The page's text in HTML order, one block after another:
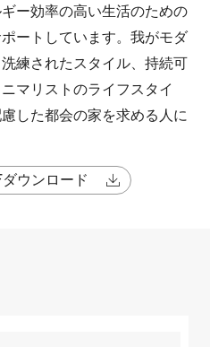
ー効率の高い生活のための
ートしています。我がモダ
練されたスタイル、持続可
マリストのライフスタイ
した都会の家を求める人に
ダウンロード 